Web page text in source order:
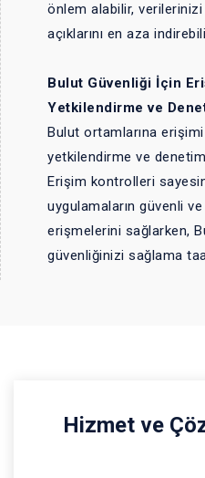
önlem alabilir,
açıklarını en aza
Bulut Güvenliği İçin
Yetkilendirme ve
Bulut ortamlarına
yetkilendirme ve
Erişim kontrolleri
uygulamaların güvenli
erişmelerini sağlarken,
güvenliğinizi sağlama
Hizmet ve